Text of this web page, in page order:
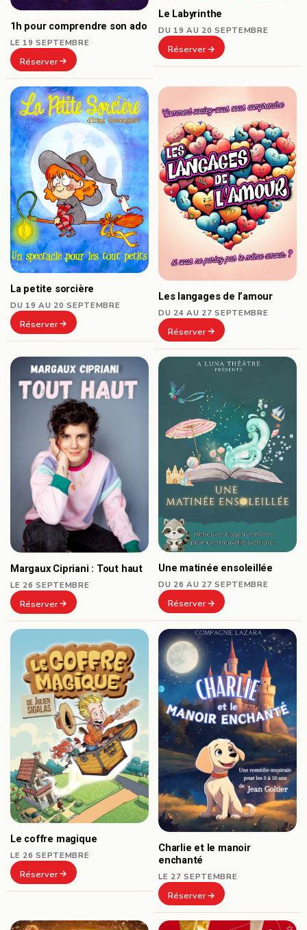
1h pour comprendre son ado
LE 19 SEPTEMBRE
Réserver
Le Labyrinthe
DU 19 AU 20 SEPTEMBRE
Réserver
La petite sorcière
DU 19 AU 20 SEPTEMBRE
Réserver
Les langages de l’amour
DU 24 AU 27 SEPTEMBRE
Réserver
Margaux Cipriani : Tout haut
LE 26 SEPTEMBRE
Réserver
Une matinée ensoleillée
DU 26 AU 27 SEPTEMBRE
Réserver
Le coffre magique
LE 26 SEPTEMBRE
Réserver
Charlie et le manoir
enchanté
LE 27 SEPTEMBRE
Réserver